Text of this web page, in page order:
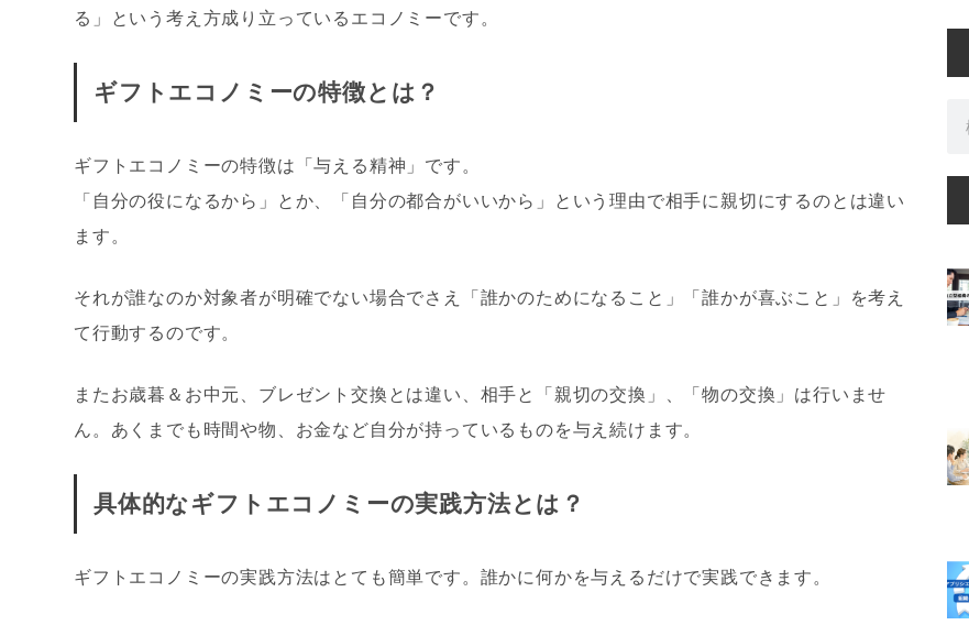
る」という考え方成り立っているエコノミーです。
ギフトエコノミーの特徴とは？
ギフトエコノミーの特徴は「与える精神」です。
「自分の役になるから」とか、「自分の都合がいいから」という理由で相手に親切にするのとは違い
ます。
それが誰なのか対象者が明確でない場合でさえ「誰かのためになること」「誰かが喜ぶこと」を考え
て行動するのです。
またお歳暮＆お中元、ブレゼント交換とは違い、相手と「親切の交換」、「物の交換」は行いませ
ん。あくまでも時間や物、お金など自分が持っているものを与え続けます。
具体的なギフトエコノミーの実践方法とは？
ギフトエコノミーの実践方法はとても簡単です。誰かに何かを与えるだけで実践できます。